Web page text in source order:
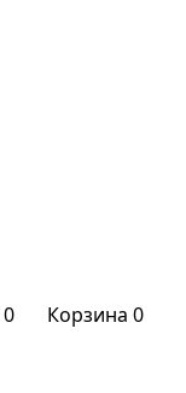
0 Корзина 0